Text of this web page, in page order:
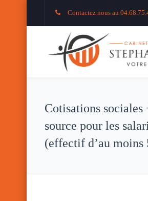
Contactez nous au
Cotisations sociales
source pour les
(effectif d’au moins